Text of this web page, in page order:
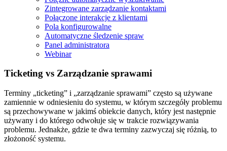
Zintegrowane zarządzanie kontaktami
Połączone interakcje z klientami
Pola konfigurowalne
Automatyczne śledzenie spraw
Panel administratora
Webinar
Ticketing vs Zarządzanie sprawami
Terminy „ticketing” i „zarządzanie sprawami” często są używane
zamiennie w odniesieniu do systemu, w którym szczegóły problemu
są przechowywane w jakimś obiekcie danych, który jest następnie
używany i do którego odwołuje się w trakcie rozwiązywania
problemu. Jednakże, gdzie te dwa terminy zazwyczaj się różnią, to
złożoność systemu.